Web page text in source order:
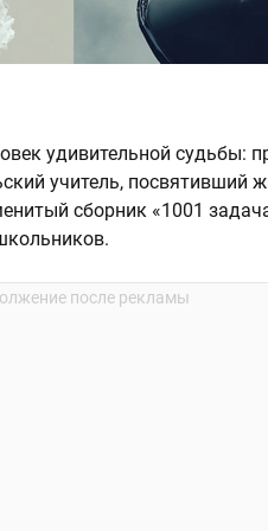
удивительной судьбы:
учитель, посвятивший
сборник «1001